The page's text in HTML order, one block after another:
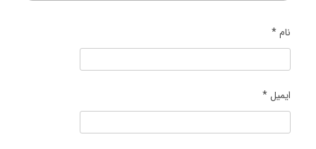
نام*
ایمیل*